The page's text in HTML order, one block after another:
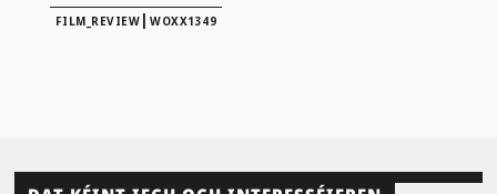
FILM_REVIEW |WOXX1349